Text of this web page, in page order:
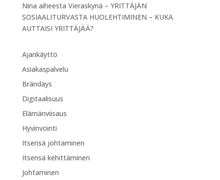
Nina aiheesta Vieraskynä – YRITTÄJÄN
SOSIAALITURVASTA HUOLEHTIMINEN – KUKA
AUTTAISI YRITTÄJÄÄ?
Ajankäyttö
Asiakaspalvelu
Brändäys
Digitaalisuus
Elämänviisaus
Hyvinvointi
Itsensä johtaminen
Itsensä kehittäminen
Johtaminen